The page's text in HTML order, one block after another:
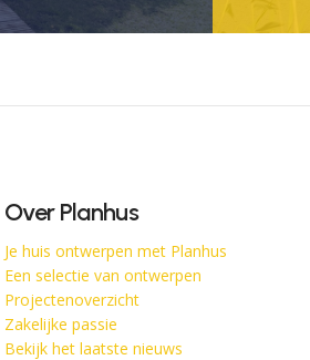
Over Planhus
Je huis ontwerpen met Planhus
Een selectie van ontwerpen
Projectenoverzicht
Zakelijke passie
Bekijk het laatste nieuws